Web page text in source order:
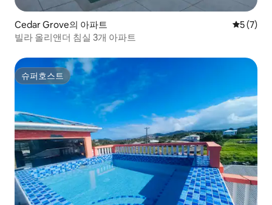
Cedar Grove의 아파트 평점 5점
5 (7)
빌라 올리앤더 침실 3개 아파트
슈퍼호스트
슈퍼호스트